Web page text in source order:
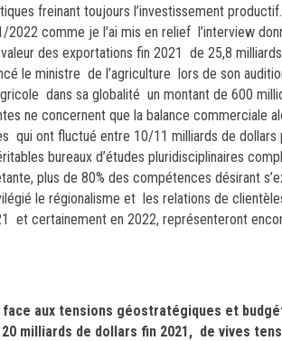
freinant toujours l’investissement
comme je l’ai mis en relief l’interview
des exportations fin 2021 de 25,8
le ministre de l’agriculture lors de son
dans sa globalité un montant de 600
ne concernent que la balance commerciale
qui ont fluctué entre 10/11 milliards de dollars
bureaux d’études pluridisciplinaires
plus de 80% des compétences désirant
le régionalisme et les relations de
et certainement en 2022, représenteront
aux tensions géostratégiques et
milliards de dollars fin 2021, de vives